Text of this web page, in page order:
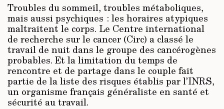
Troubles du sommeil, troubles métaboliques,
mais aussi psychiques : les horaires atypiques
maltraitent le corps. Le Centre international
de recherche sur le cancer (Circ) a classé le
travail de nuit dans le groupe des cancérogènes
probables. Et la limitation du temps de
rencontre et de partage dans le couple fait
partie de la liste des risques établis par l’INRS,
un organisme français généraliste en santé et
sécurité au travail.